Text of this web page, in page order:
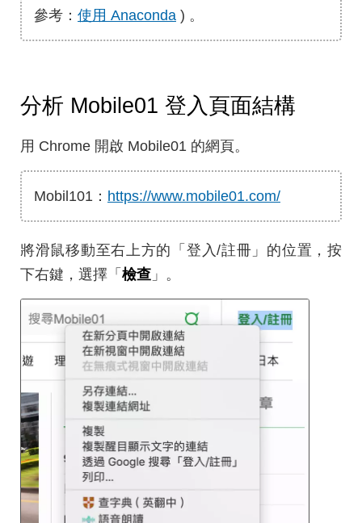
參考： 使用 Anaconda ) 。
分析 Mobile01 登入頁面結構
用 Chrome 開啟 Mobile01 的網頁。
Mobil101： https://www.mobile01.com/
將滑鼠移動至右上方的「登入/註冊」的位置，按
下右鍵，選擇「 檢查 」。